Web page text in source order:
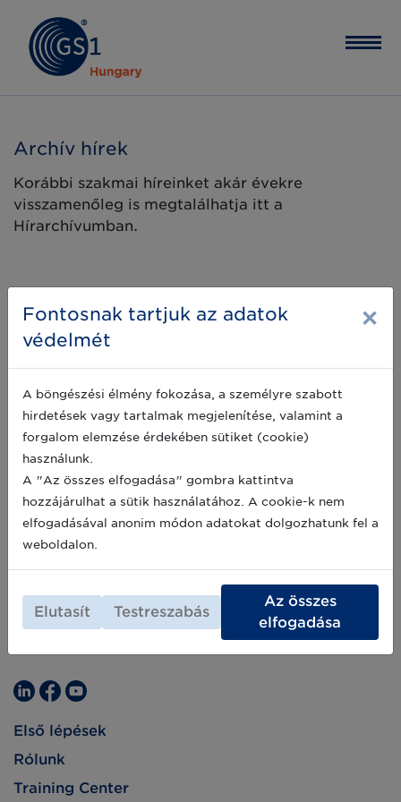
Archív hírek
Korábbi szakmai híreinket akár évekre
visszamenőleg is megtalálhatja itt a
Hírarchívumban.
Első lépések
Rólunk
Training Center
Fontosnak tartjuk az adatok
védelmét
×
A böngészési élmény fokozása, a személyre szabott
hirdetések vagy tartalmak megjelenítése, valamint a
forgalom elemzése érdekében sütiket (cookie)
használunk.
A "Az összes elfogadása" gombra kattintva
hozzájárulhat a sütik használatához. A cookie-k nem
elfogadásával anonim módon adatokat dolgozhatunk fel a
weboldalon.
Elutasít Testreszabás
Az összes
elfogadása